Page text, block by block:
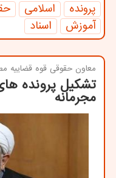
پرونده اسلامی
آموزش
اسناد
معاون حقوقی قوه قضاییه
مجرمانه